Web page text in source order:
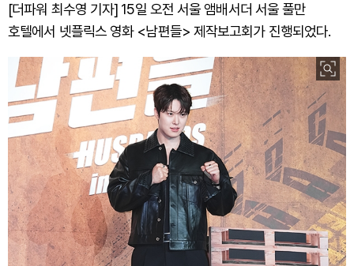
[더파워 최수영 기자] 15일 오전 서울 앰배서더 서울 풀만
호텔에서 넷플릭스 영화 <남편들> 제작보고회가 진행되었다.